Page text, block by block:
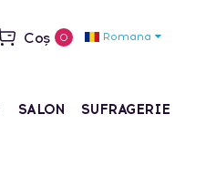
Coș 0 Romana
SALON SUFRAGERIE